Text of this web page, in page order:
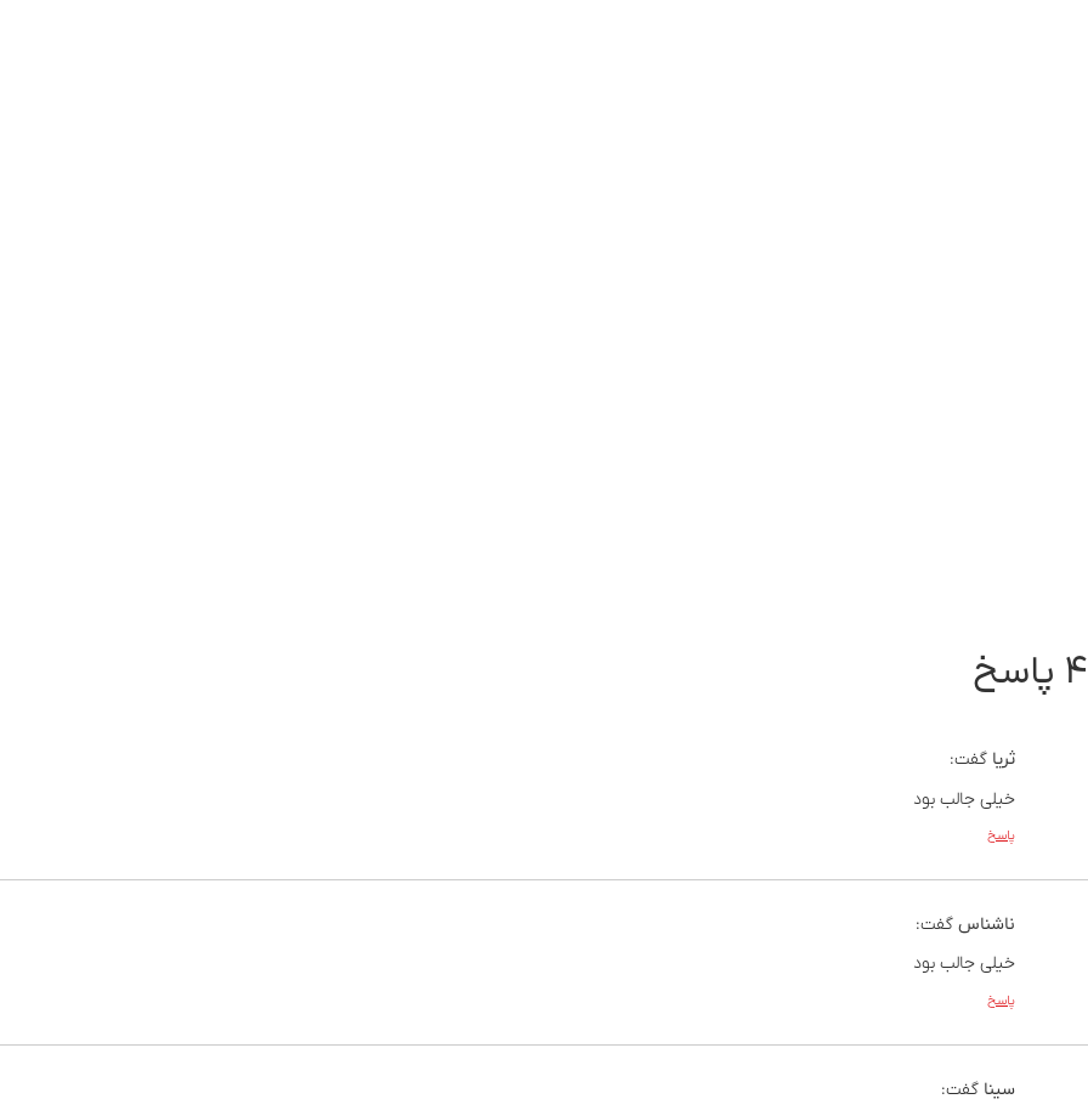
۴ پاسخ
ثریا گفت:
خیلی جالب بود
پاسخ
ناشناس گفت:
خیلی جالب بود
پاسخ
سینا گفت: